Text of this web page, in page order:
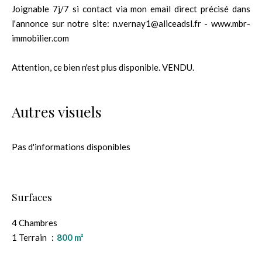
Joignable 7j/7 si contact via mon email direct précisé dans
l'annonce sur notre site: n.vernay1@aliceadsl.fr - www.mbr-
immobilier.com
Attention, ce bien n'est plus disponible. VENDU.
Autres visuels
Pas d'informations disponibles
Surfaces
4 Chambres
1 Terrain
800 m²